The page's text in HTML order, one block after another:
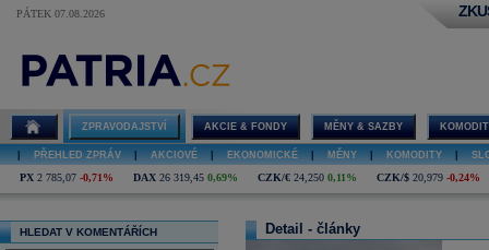
PÁTEK 07.08.2026
ZPRAVODAJSTVÍ AKCIE & FONDY MĚNY & SAZBY
PŘEHLED ZPRÁV AKCIOVÉ EKONOMICKÉ MĚNY KOMODITY
PX 2 785,07 -0,71% DAX 26 319,45 0,69% CZK/€ 24,250 0,11% CZK/$ 20,979 -0,24%
HLEDAT V KOMENTÁŘÍCH Detail - články